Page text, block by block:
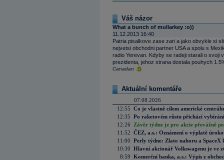
Váš názor
What a bunch of mullarkey :o))
11.12.2013 16:40
Patria pisalkove zase zari a jako obvykle si
nejvetsi obchodni partner USA a spolu s
radio Yerevan. Kdyby se radeji starali o svoji
prezidenta, jehoz strana dostala pouhych
Canadan
Aktuální komentáře
07.08.2026
12:55 Co je vlastně cílem americké
12:35 Po raketovém růstu přichází
12:26
Závěr týdne je pro akcie převážně
11:52 ČEZ, a.s.: Oznámení o výplatě
11:00 Perly týdne: Zlato nahoru a SpaceX
10:30 Hlavní akcionář Volkswagenu je ve
8:59 Komerční banka, a.s.: Výpis z